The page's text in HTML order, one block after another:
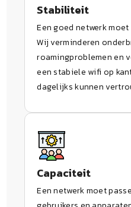
Stabiliteit
Een goed netwerk
Wij verminderen
roamingproblemen en
een stabiele wifi op
dagelijks kunnen
Capaciteit
Een netwerk moet